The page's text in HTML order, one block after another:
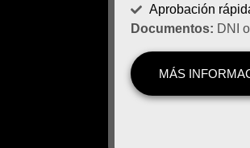
Aprobación
Documentos: DNI
MÁS